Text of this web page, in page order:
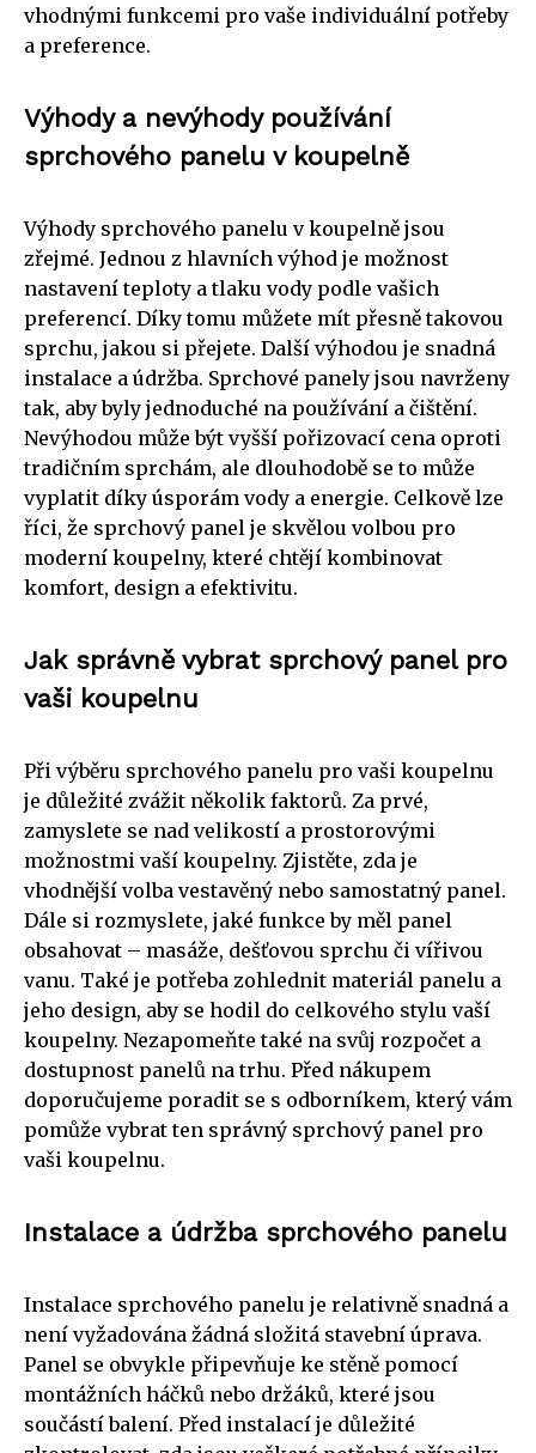
vhodnými funkcemi pro vaše individuální potřeby
a preference.
Výhody a nevýhody používání
sprchového panelu v koupelně
Výhody sprchového panelu v koupelně jsou
zřejmé. Jednou z hlavních výhod je možnost
nastavení teploty a tlaku vody podle vašich
preferencí. Díky tomu můžete mít přesně takovou
sprchu, jakou si přejete. Další výhodou je snadná
instalace a údržba. Sprchové panely jsou navrženy
tak, aby byly jednoduché na používání a čištění.
Nevýhodou může být vyšší pořizovací cena oproti
tradičním sprchám, ale dlouhodobě se to může
vyplatit díky úsporám vody a energie. Celkově lze
říci, že sprchový panel je skvělou volbou pro
moderní koupelny, které chtějí kombinovat
komfort, design a efektivitu.
Jak správně vybrat sprchový panel pro
vaši koupelnu
Při výběru sprchového panelu pro vaši koupelnu
je důležité zvážit několik faktorů. Za prvé,
zamyslete se nad velikostí a prostorovými
možnostmi vaší koupelny. Zjistěte, zda je
vhodnější volba vestavěný nebo samostatný panel.
Dále si rozmyslete, jaké funkce by měl panel
obsahovat – masáže, dešťovou sprchu či vířivou
vanu. Také je potřeba zohlednit materiál panelu a
jeho design, aby se hodil do celkového stylu vaší
koupelny. Nezapomeňte také na svůj rozpočet a
dostupnost panelů na trhu. Před nákupem
doporučujeme poradit se s odborníkem, který vám
pomůže vybrat ten správný sprchový panel pro
vaši koupelnu.
Instalace a údržba sprchového panelu
Instalace sprchového panelu je relativně snadná a
není vyžadována žádná složitá stavební úprava.
Panel se obvykle připevňuje ke stěně pomocí
montážních háčků nebo držáků, které jsou
součástí balení. Před instalací je důležité